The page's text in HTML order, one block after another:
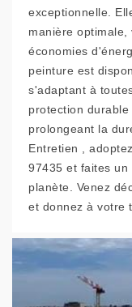
exceptionnelle.
manière
économies
peinture est
s'adaptant à
protection
prolongeant la
Entretien ,
97435 et faites un
planète. Venez
et donnez à votre